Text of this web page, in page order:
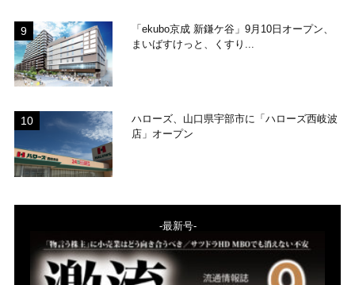
「ekubo京成 新鎌ケ谷」9月10日オープン、
まいばすけっと、くすり...
ハローズ、山口県宇部市に「ハローズ西岐波
店」オープン
-最新号-